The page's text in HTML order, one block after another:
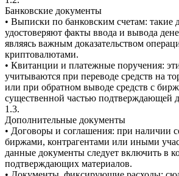
Банковские документы
• Выписки по банковским счетам: такие
удостоверяют факты ввода и вывода
являясь важным доказательством
криптовалютами.
• Квитанции и платежные поручения:
учитываются при переводе средств на
или при обратном выводе средств с
существенной частью подтверждающей
1.3.
Дополнительные документы
• Договоры и соглашения: при наличии
биржами, контрагентами или иными
данные документы следует включить в
подтверждающих материалов.